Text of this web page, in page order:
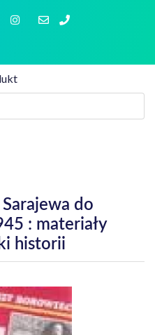
do
: materiały
historii